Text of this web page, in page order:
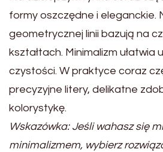
formy oszczędne i eleganckie.
geometrycznej linii bazują na
kształtach. Minimalizm ułatwia
czystości. W praktyce coraz
precyzyjne litery, delikatne
kolorystykę.
Wskazówka: Jeśli wahasz się
minimalizmem, wybierz